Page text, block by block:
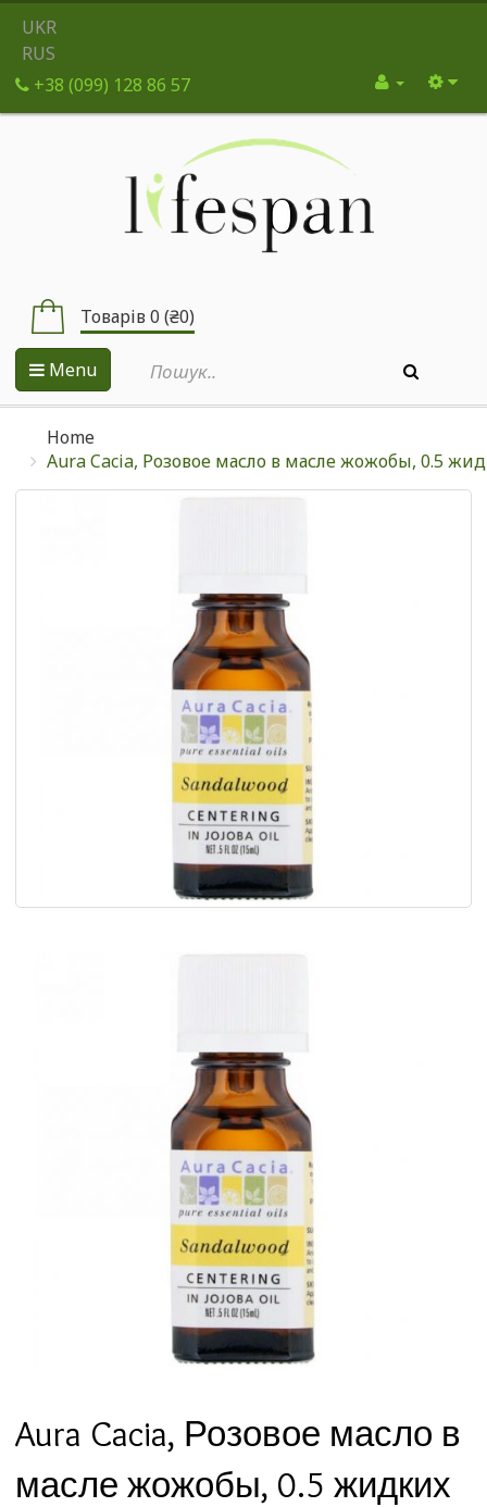
UKR
RUS
+38 (099) 128 86 57
Товарів 0 (₴0)
Menu
Home
Aura Cacia, Розовое масло в масле жожобы, 0.5
Aura Cacia, Розовое масло в
масле жожобы, 0.5 жидких